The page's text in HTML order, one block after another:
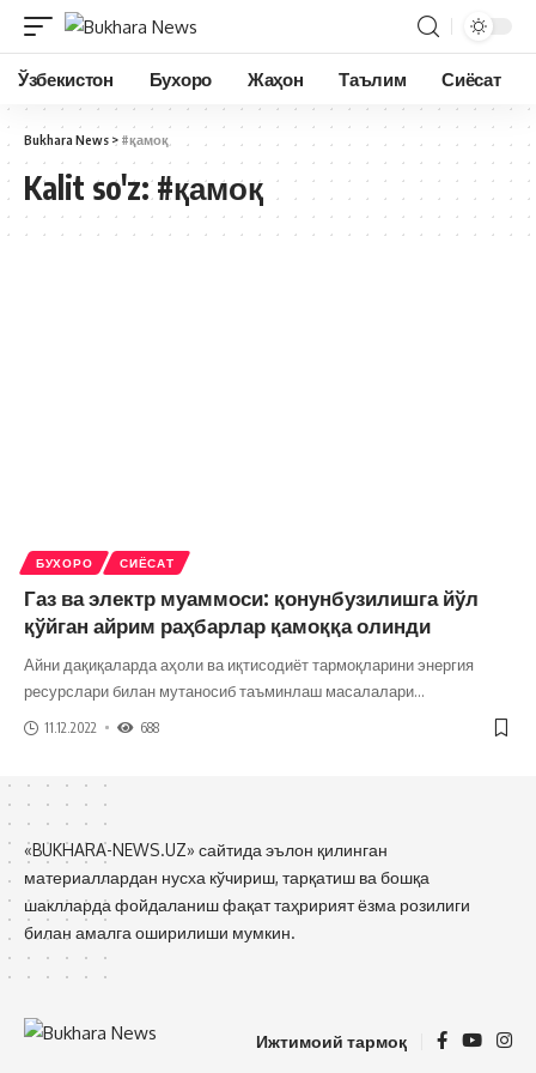
Ўзбекистон Бухоро Жаҳон Таълим Сиёсат
Bukhara News > #қамоқ
Kalit so'z:#қамоқ
БУХОРО СИЁСАТ
Газ ва электр муаммоси: қонунбузилишга йўл
қўйган айрим раҳбарлар қамоққа олинди
Айни дақиқаларда аҳоли ва иқтисодиёт тармоқларини энергия
ресурслари билан мутаносиб таъминлаш масалалари…
11.12.2022 688
«BUKHARA-NEWS.UZ» сайтида эълон қилинган
материаллардан нусха кўчириш, тарқатиш ва бошқа
шаклларда фойдаланиш фақат таҳририят ёзма розилиги
билан амалга оширилиши мумкин.
Ижтимоий тармоқ